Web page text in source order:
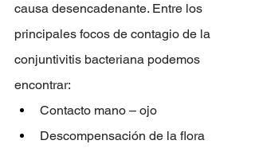
causa desencadenante. Entre los
principales focos de contagio de la
conjuntivitis bacteriana podemos
encontrar:
Contacto mano – ojo
Descompensación de la flora